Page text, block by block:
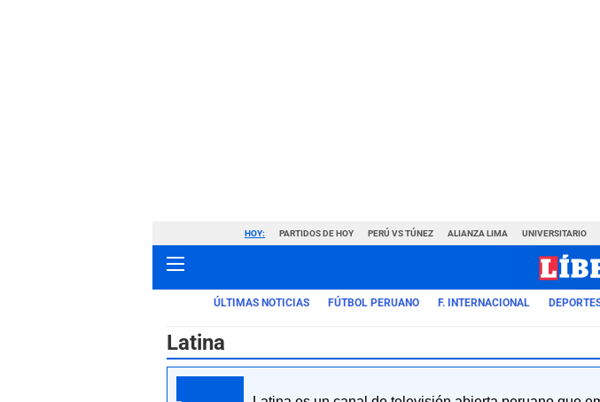
HOY: PARTIDOS DE HOY PERÚ VS TÚNEZ ALIANZA LIMA UNIVERSITARIO
ÚLTIMAS NOTICIAS FÚTBOL PERUANO F. INTERNACIONAL
Latina